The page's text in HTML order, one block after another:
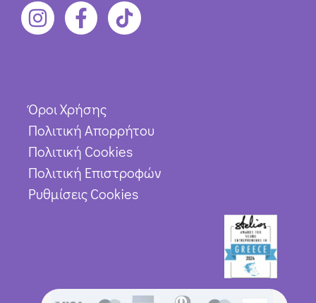
Όροι Χρήσης
Πολιτική Απορρήτου
Πολιτική Cookies
Πολιτική Επιστροφών
Ρυθμίσεις Cookies